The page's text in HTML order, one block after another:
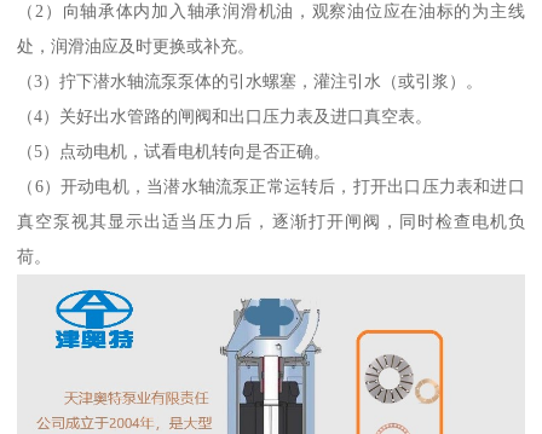
（2）向轴承体内加入轴承润滑机油，观察油位应在油标的为主线
处，润滑油应及时更换或补充。
（3）拧下潜水轴流泵泵体的引水螺塞，灌注引水（或引浆）。
（4）关好出水管路的闸阀和出口压力表及进口真空表。
（5）点动电机，试看电机转向是否正确。
（6）开动电机，当潜水轴流泵正常运转后，打开出口压力表和进口
真空泵视其显示出适当压力后，逐渐打开闸阀，同时检查电机负
荷。